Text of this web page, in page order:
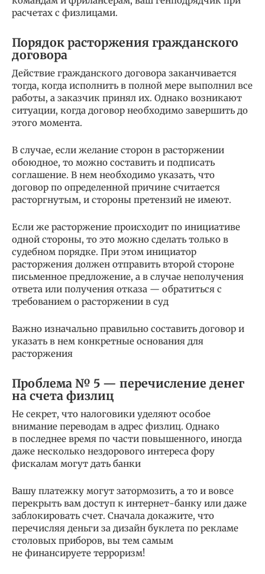
расчетах с физлицами.
Порядок расторжения гражданского
договора
Действие гражданского договора заканчивается
тогда, когда исполнить в полной мере выполнил все
работы, а заказчик принял их. Однако возникают
ситуации, когда договор необходимо завершить до
этого момента.
В случае, если желание сторон в расторжении
обоюдное, то можно составить и подписать
соглашение. В нем необходимо указать, что
договор по определенной причине считается
расторгнутым, и стороны претензий не имеют.
Если же расторжение происходит по инициативе
одной стороны, то это можно сделать только в
судебном порядке. При этом инициатор
расторжения должен отправить второй стороне
письменное предложение, а в случае неполучения
ответа или получения отказа — обратиться с
требованием о расторжении в суд
Важно изначально правильно составить договор и
указать в нем конкретные основания для
расторжения
Проблема № 5 — перечисление денег
на счета физлиц
Не секрет, что налоговики уделяют особое
внимание переводам в адрес физлиц. Однако
в последнее время по части повышенного, иногда
даже несколько нездорового интереса фору
фискалам могут дать банки
Вашу платежку могут затормозить, а то и вовсе
перекрыть вам доступ к интернет-банку или даже
заблокировать счет. Сначала докажите, что
перечисляя деньги за дизайн буклета по рекламе
столовых приборов, вы тем самым
не финансируете терроризм!